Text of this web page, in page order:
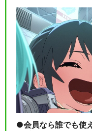
会員なら誰でも使